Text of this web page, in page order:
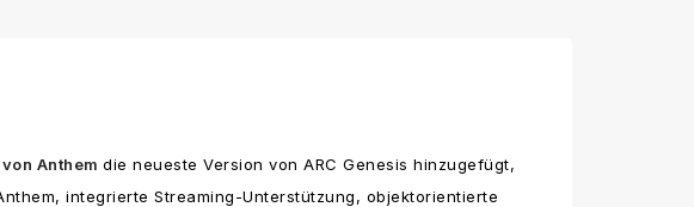
Anthem die neueste Version von ARC Genesis hinzugefügt,
integrierte Streaming-Unterstützung, objektorientierte